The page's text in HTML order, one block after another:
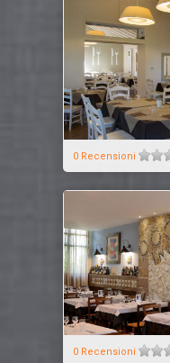
0 Recensioni
0 Recensioni